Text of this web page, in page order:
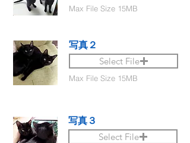
Max File Size 15MB
写真２
Select File
Max File Size 15MB
写真３
Select File